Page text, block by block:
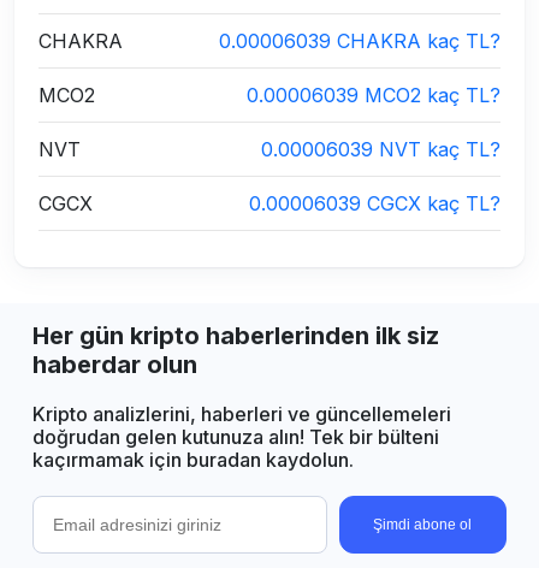
CHAKRA 0.00006039 CHAKRA kaç TL?
MCO2 0.00006039 MCO2 kaç TL?
NVT 0.00006039 NVT kaç TL?
CGCX 0.00006039 CGCX kaç TL?
Her gün kripto haberlerinden ilk siz
haberdar olun
Kripto analizlerini, haberleri ve güncellemeleri
doğrudan gelen kutunuza alın! Tek bir bülteni
kaçırmamak için buradan kaydolun.
Şimdi abone ol